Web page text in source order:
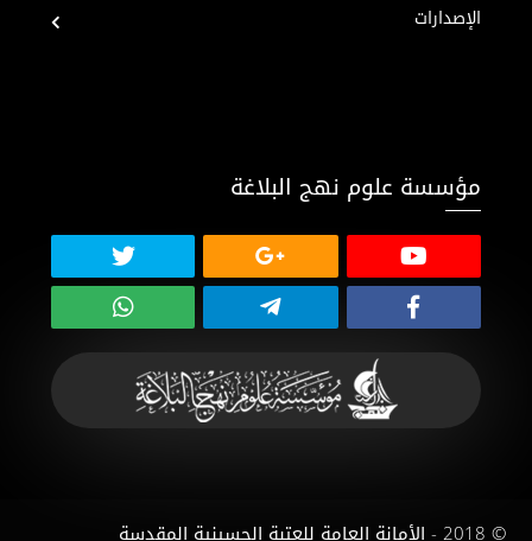
الإصدارات
مؤسسة علوم نهج البلاغة
© 2018 - الأمانة العامة للعتبة الحسينية المقدسة